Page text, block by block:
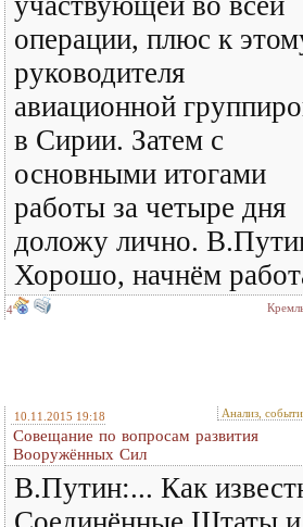
операции, плюс к
руководителя
авиационной
в Сирии. Затем с
основными итогами
работы за четыре дня
доложу лично.
Хорошо, начнём
4
10.11.2015 19:18 Анализ,
Совещание по вопросам развития
Вооружённых Сил
В.Путин:... Как